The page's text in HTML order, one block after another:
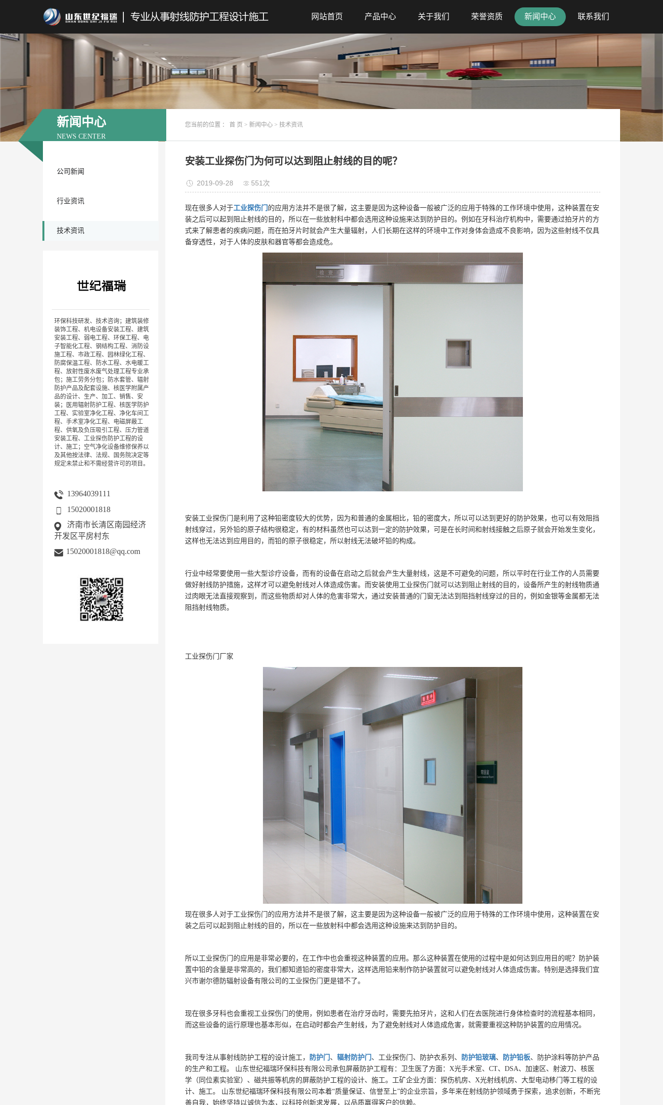
网站首页 产品中心 关于我们 荣誉资质 新闻中心 联系我们
新闻中心
NEWS CENTER
公司新闻
行业资讯
技术资讯
环保科技研发、技术咨询；建筑装修
装饰工程、机电设备安装工程、建筑
安装工程、弱电工程、环保工程、电
子智能化工程、钢结构工程、消防设
施工程、市政工程、园林绿化工程、
防腐保温工程、防水工程、水电暖工
程、放射性废水废气处理工程专业承
包；施工劳务分包；防水套管、辐射
防护产品及配套设施、核医学附属产
品的设计、生产、加工、销售、安
装；医用辐射防护工程、核医学防护
工程、实验室净化工程、净化车间工
程、手术室净化工程、电磁屏蔽工
程、供氧及负压吸引工程、压力管道
安装工程、工业探伤防护工程的设
计、施工；空气净化设备维修保养以
及其他按法律、法规、国务院决定等
规定未禁止和不需经营许可的项目。
13964039111
15020001818
济南市长清区南园经济
开发区平房村东
15020001818@qq.com
您当前的位置 ： 首 页 > 新闻中心 > 技术资讯
安装工业探伤门为何可以达到阻止射线的目的呢？
2019-09-28 551次
现在很多人对于工业探伤门 的应用方法并不是很了解，这主要是因为这种设备一般被广泛的应用于特殊的工作环境中使用，这种装置在安
装之后可以起到阻止射线的目的，所以在一些放射科中都会选用这种设施来达到防护目的。例如在牙科治疗机构中，需要通过拍牙片的方
式来了解患者的疾病问题，而在拍牙片时就会产生大量辐射，人们长期在这样的环境中工作对身体会造成不良影响，因为这些射线不仅具
备穿透性，对于人体的皮肤和器官等都会造成危。
安装工业探伤门是利用了这种铅密度较大的优势，因为和普通的金属相比，铅的密度大，所以可以达到更好的防护效果，也可以有效阻挡
射线穿过，另外铅的原子结构很稳定，有的材料虽然也可以达到一定的防护效果，可是在长时间和射线接触之后原子就会开始发生变化，
这样也无法达到应用目的，而铅的原子很稳定，所以射线无法破坏铅的构成。
行业中经常要使用一些大型诊疗设备，而有的设备在启动之后就会产生大量射线，这是不可避免的问题，所以平时在行业工作的人员需要
做好射线防护措施，这样才可以避免射线对人体造成伤害。而安装使用工业探伤门就可以达到阻止射线的目的，设备所产生的射线物质通
过肉眼无法直接观察到，而这些物质却对人体的危害非常大，通过安装普通的门窗无法达到阻挡射线穿过的目的，例如金银等金属都无法
阻挡射线物质。
工业探伤门厂家
现在很多人对于工业探伤门的应用方法并不是很了解，这主要是因为这种设备一般被广泛的应用于特殊的工作环境中使用，这种装置在安
装之后可以起到阻止射线的目的，所以在一些放射科中都会选用这种设施来达到防护目的。
所以工业探伤门的应用是非常必要的，在工作中也会重视这种装置的应用。那么这种装置在使用的过程中是如何达到应用目的呢？防护装
置中铅的含量是非常高的，我们都知道铅的密度非常大，这样选用铅来制作防护装置就可以避免射线对人体造成伤害。特别是选择我们宜
兴市谢尔德防辐射设备有限公司的工业探伤门更是错不了。
现在很多牙科也会重视工业探伤门的使用，例如患者在治疗牙齿时，需要先拍牙片，这和人们在去医院进行身体检查时的流程基本相同，
而这些设备的运行原理也基本形似，在启动时都会产生射线，为了避免射线对人体造成危害，就需要重视这种防护装置的应用情况。
我司专注从事射线防护工程的设计施工， 防护门 、 辐射防护门 、工业探伤门、防护衣系列、 防护铅玻璃、 防护铅板、防护涂料等防护产品
的生产和工程。 山东世纪福瑞环保科技有限公司承包屏蔽防护工程有：卫生医了方面：X光手术室、CT、DSA、加速区、射波刀、核医
学（同位素实验室）、磁共振等机房的屏蔽防护工程的设计、施工。工矿企业方面：探伤机房、X光射线机房、大型电动移门等工程的设
计、施工。 山东世纪福瑞环保科技有限公司本着“质量保证、信誉至上”的企业宗旨，多年来在射线防护领域勇于探索，追求创新，不断完
善自我，始终坚持以诚信为本，以科技创新求发展，以品质赢得客户的信赖。